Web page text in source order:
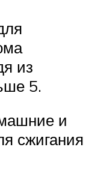
из
5.
и
сжигания